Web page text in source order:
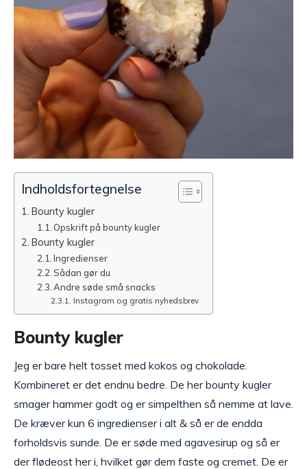
Indholdsfortegnelse
Bounty kugler
Opskrift på bounty kugler
Bounty kugler
Ingredienser
Sådan gør du
Andre søde små snacks
Instagram og gratis nyhedsbrev
Bounty kugler
Jeg er bare helt tosset med kokos og chokolade.
Kombineret er det endnu bedre. De her bounty kugler
smager hammer godt og er simpelthen så nemme at lave.
De kræver kun 6 ingredienser i alt & så er de endda
forholdsvis sunde. De er søde med agavesirup og så er
der flødeost her i, hvilket gør dem faste og cremet. De er